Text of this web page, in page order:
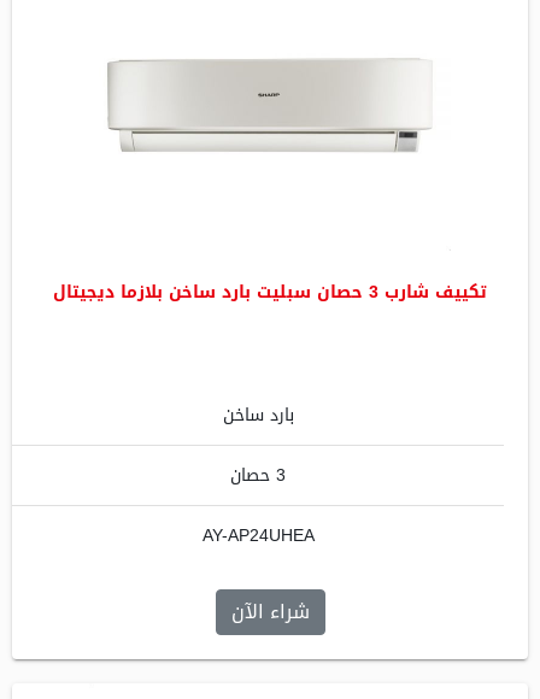
تكييف شارب 3 حصان سبليت بارد ساخن بلازما ديجيتال
بارد ساخن
3 حصان
AY-AP24UHEA
شراء الآن